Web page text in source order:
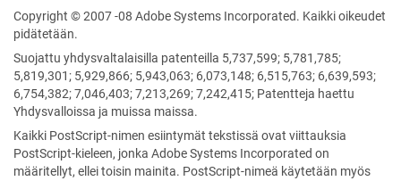
Copyright © 2007 -08 Adobe Systems Incorporated. Kaikki oikeudet
pidätetään.
Suojattu yhdysvaltalaisilla patenteilla 5,737,599; 5,781,785;
5,819,301; 5,929,866; 5,943,063; 6,073,148; 6,515,763; 6,639,593;
6,754,382; 7,046,403; 7,213,269; 7,242,415; Patentteja haettu
Yhdysvalloissa ja muissa maissa.
Kaikki PostScript-nimen esiintymät tekstissä ovat viittauksia
PostScript-kieleen, jonka Adobe Systems Incorporated on
määritellyt, ellei toisin mainita. PostScript-nimeä käytetään myös